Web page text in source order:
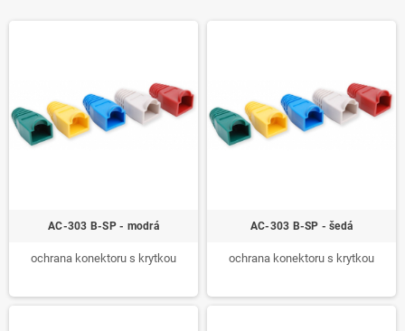
AC-303 B-SP - modrá
ochrana konektoru s krytkou
AC-303 B-SP - šedá
ochrana konektoru s krytkou